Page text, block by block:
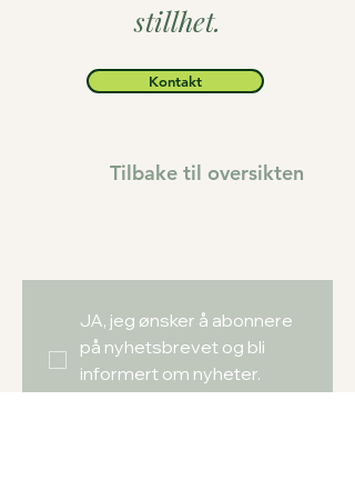
stillhet.
Kontakt
Tilbake til oversikten
JA, jeg ønsker å abonnere
på nyhetsbrevet og bli
informert om nyheter.